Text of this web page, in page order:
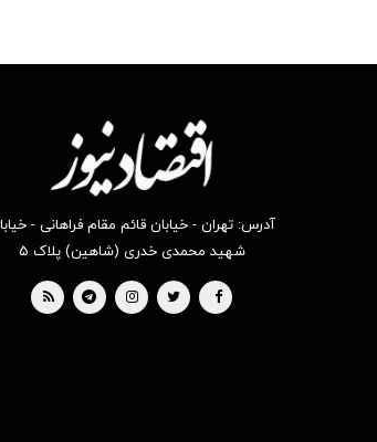
آدرس: تهران - خیابان قائم مقام فراهانی -
شهید محمدی خدری (شاهین) پلاک ۵